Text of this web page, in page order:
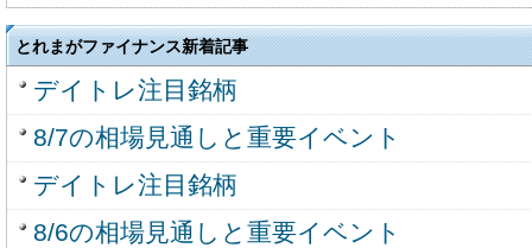
とれまがファイナンス新着記事
デイトレ注目銘柄
8/7の相場見通しと重要イベント
デイトレ注目銘柄
8/6の相場見通しと重要イベント